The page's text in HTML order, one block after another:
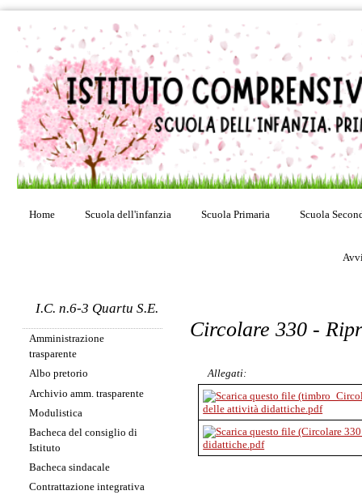
Home Scuola dell'infanzia Scuola Primaria Scuola
I.C. n.6-3 Quartu S.E.
Amministrazione
trasparente
Albo pretorio
Archivio amm. trasparente
Modulistica
Bacheca del consiglio di
Istituto
Bacheca sindacale
Contrattazione integrativa
Circolare 330 -
Allegati:
delle attività didattiche.pdf
didattiche.pdf